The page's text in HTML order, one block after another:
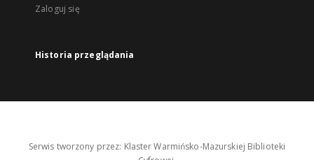
Zaloguj się
Historia przeglądania
Serwis tworzony przez: Klaster Warmińsko-Mazurskiej Biblioteki